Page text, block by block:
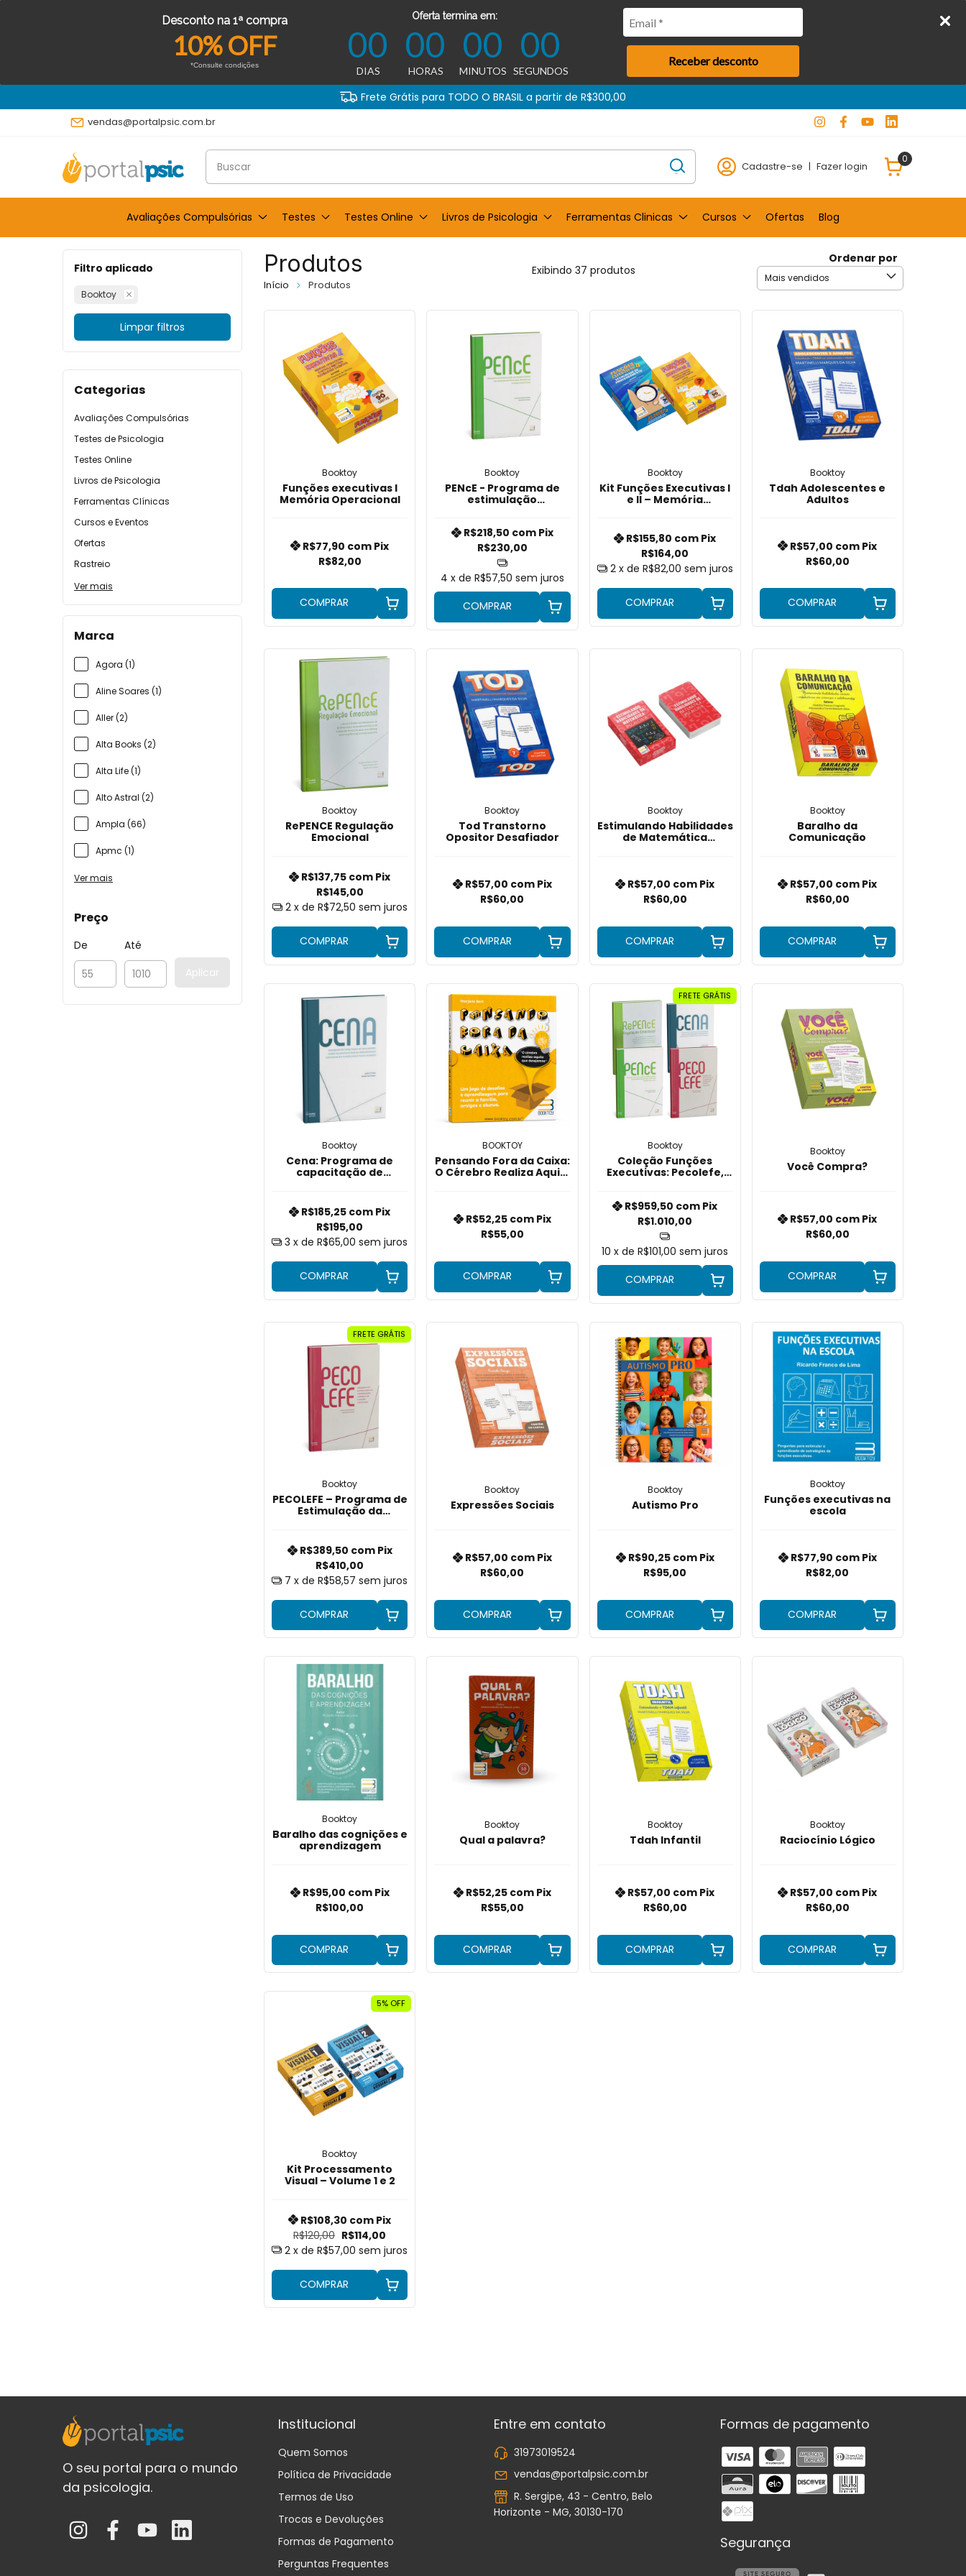
Desconto na 1ª compra
10% OFF
*Consulte condições
Oferta termina em:
00
DIAS
00
HORAS
00
MINUTOS
00
SEGUNDOS
Receber desconto
Frete Grátis para TODO O BRASIL a partir de R$300,00
vendas@portalpsic.com.br
Cadastre-se | Fazer login
0
Avaliações Compulsórias Testes Testes Online Livros de Psicologia Ferramentas Clinicas Cursos Ofertas Blog
Filtro aplicado
Booktoy
Limpar filtros
Categorias
Avaliações Compulsórias
Testes de Psicologia
Testes Online
Livros de Psicologia
Ferramentas Clínicas
Cursos e Eventos
Ofertas
Rastreio
Ver mais
Marca
Agora (1)
Aline Soares (1)
Aller (2)
Alta Books (2)
Alta Life (1)
Alto Astral (2)
Ampla (66)
Apmc (1)
Ver mais
Preço
De
Até
Aplicar
Produtos
Início Produtos
Exibindo 37 produtos
Ordenar por
Booktoy
Funções executivas I
Memória Operacional
R$82,00
R$77,90 com Pix
COMPRAR
Booktoy
PENcE - Programa de
estimulação
ênfase nas funções
executivas
R$230,00
R$218,50 com Pix
4 x de R$57,50 sem juros
COMPRAR
Booktoy
Kit Funções Executivas I
e II – Memória
Processamento
R$164,00
R$155,80 com Pix
2 x de R$82,00 sem juros
COMPRAR
Booktoy
Tdah Adolescentes e
Adultos
R$60,00
R$57,00 com Pix
COMPRAR
Booktoy
RePENCE Regulação
Emocional
R$145,00
R$137,75 com Pix
2 x de R$72,50 sem juros
COMPRAR
Booktoy
Tod Transtorno
Opositor Desafiador
R$60,00
R$57,00 com Pix
COMPRAR
Booktoy
Estimulando Habilidades
de Matemática
R$60,00
R$57,00 com Pix
COMPRAR
Booktoy
Baralho da
Comunicação
R$60,00
R$57,00 com Pix
COMPRAR
Booktoy
Cena: Programa de
capacitação de
R$195,00
R$185,25 com Pix
3 x deR$65,00 sem juros
COMPRAR
BOOKTOY
Pensando Fora da Caixa:
O Cérebro Realiza Aquilo
R$55,00
R$52,25 com Pix
COMPRAR
FRETE GRÁTIS
Booktoy
Coleção Funções
Executivas: Pecolefe,
R$1.010,00
R$959,50 com Pix
10 x deR$101,00 sem juros
COMPRAR
Booktoy
Você Compra?
R$60,00
R$57,00 com Pix
COMPRAR
FRETE GRÁTIS
Booktoy
PECOLEFE – Programa de
Estimulação da
R$410,00
R$389,50 com Pix
7 x deR$58,57 sem juros
COMPRAR
Booktoy
Expressões Sociais
R$60,00
R$57,00 com Pix
COMPRAR
Booktoy
Autismo Pro
R$95,00
R$90,25 com Pix
COMPRAR
Booktoy
Funções executivas na
escola
R$82,00
R$77,90 com Pix
COMPRAR
Booktoy
Baralho das cognições e
aprendizagem
R$100,00
R$95,00 com Pix
COMPRAR
Booktoy
Qual a palavra?
R$55,00
R$52,25 com Pix
COMPRAR
Booktoy
Tdah Infantil
R$60,00
R$57,00 com Pix
COMPRAR
Booktoy
Raciocínio Lógico
R$60,00
R$57,00 com Pix
COMPRAR
5% OFF
Booktoy
Kit Processamento
Visual – Volume 1 e 2
R$120,00 R$114,00
R$108,30 com Pix
2 x deR$57,00 sem juros
COMPRAR
O seu portal para o mundo
da psicologia.
Institucional
Quem Somos
Política de Privacidade
Termos de Uso
Trocas e Devoluções
Formas de Pagamento
Perguntas Frequentes
Entre em contato
31973019524
vendas@portalpsic.com.br
R. Sergipe, 43 - Centro, Belo
Horizonte - MG, 30130-170
Formas de pagamento
Segurança